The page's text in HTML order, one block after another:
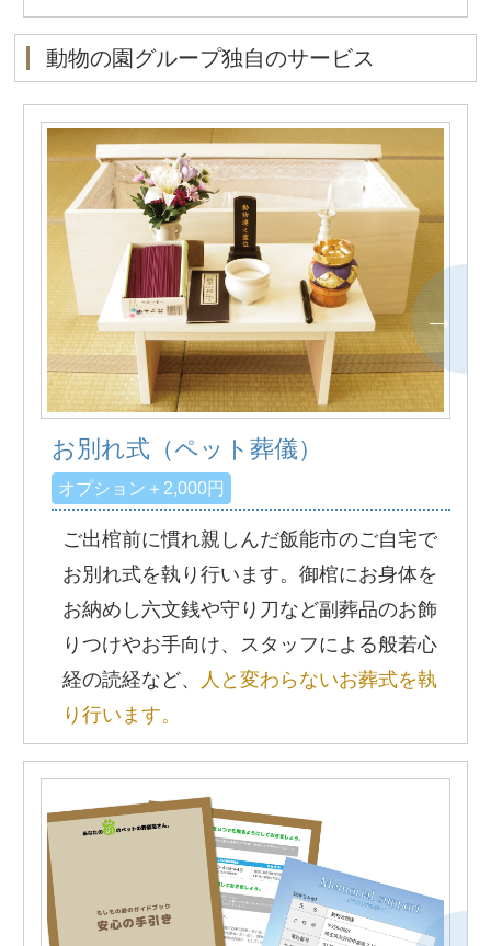
動物の園グループ独自のサービス
お別れ式（ペット葬儀）
オプション＋2,000円
ご出棺前に慣れ親しんだ飯能市のご自宅で
お別れ式を執り行います。御棺にお身体を
お納めし六文銭や守り刀など副葬品のお飾
りつけやお手向け、スタッフによる般若心
経の読経など、
人と変わらないお葬式を執
り行います。